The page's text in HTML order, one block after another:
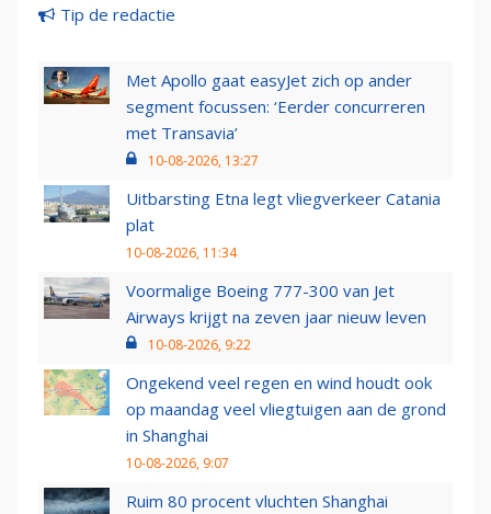
Tip de redactie
Met Apollo gaat easyJet zich op ander
segment focussen: ‘Eerder concurreren
met Transavia’
10-08-2026, 13:27
Uitbarsting Etna legt vliegverkeer Catania
plat
10-08-2026, 11:34
Voormalige Boeing 777-300 van Jet
Airways krijgt na zeven jaar nieuw leven
10-08-2026, 9:22
Ongekend veel regen en wind houdt ook
op maandag veel vliegtuigen aan de grond
in Shanghai
10-08-2026, 9:07
Ruim 80 procent vluchten Shanghai